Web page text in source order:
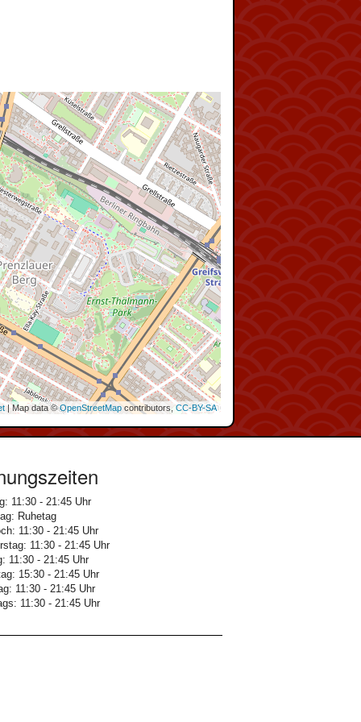
| Map data ©OpenStreetMap contributors,CC-BY-SA
11:30 - 21:45 Uhr
Ruhetag
11:30 - 21:45 Uhr
11:30 - 21:45 Uhr
11:30 - 21:45 Uhr
15:30 - 21:45 Uhr
11:30 - 21:45 Uhr
11:30 - 21:45 Uhr